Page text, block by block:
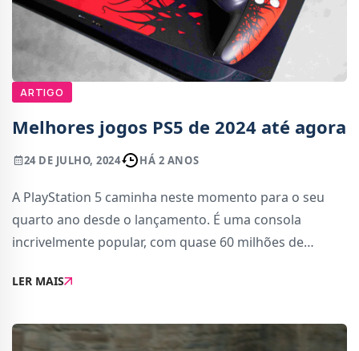
ARTIGO
Melhores jogos PS5 de 2024 até agora
24 DE JULHO, 2024 HÁ 2 ANOS
A PlayStation 5 caminha neste momento para o seu
quarto ano desde o lançamento. É uma consola
incrivelmente popular, com quase 60 milhões de
um ritmo mais acelerado do que a PS4 e, portanto,
LER MAIS